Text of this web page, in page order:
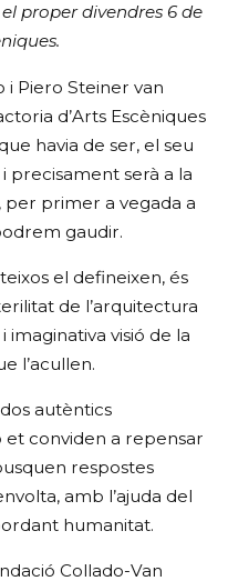
proper divendres 6 de
i Piero Steiner van
d’Arts Escèniques
havia de ser, el seu
precisament serà a la
per primer a vegada a
gaudir.
el defineixen, és
de l’arquitectura
visió de la
l’acullen.
autèntics
conviden a repensar
respostes
amb l’ajuda del
humanitat.
Collado-Van